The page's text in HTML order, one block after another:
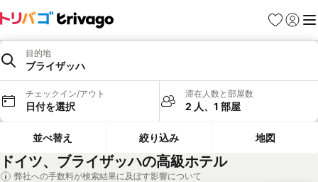
お気に入り
ログイ
メ
目的地
ブライザッハ
チェックイン/アウト
日付を選択
滞在人数と部屋数
2 人、1 部屋
並べ替え 絞り込み 地図
ドイツ、ブライザッハの高級ホテル
弊社への手数料が検索結果に及ぼす影響について